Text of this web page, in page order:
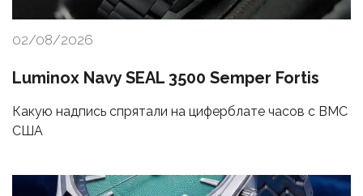
02/08/2026
Luminox Navy SEAL 3500 Semper Fortis
Какую надпись спрятали на циферблате часов с ВМС
США